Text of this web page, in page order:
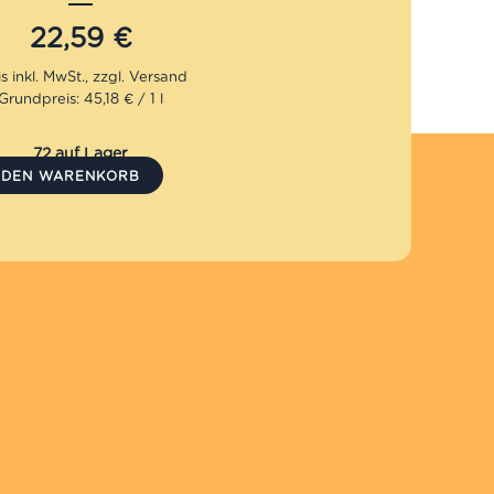
von 3 nativen Olivenölen Extra 12% Rabatt pro
22,59 €
Grundpreis: 45,18 € / 1 l
72 auf Lager
WARENKORB